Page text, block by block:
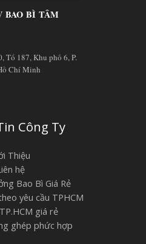
BAO BÌ TÂM
Tổ 187, Khu phố 6, P.
Chí Minh
Công Ty
Thiệu
hệ
Bao Bì Giá Rẻ
yêu cầu TPHCM
giá rẻ
ghép phức hợp